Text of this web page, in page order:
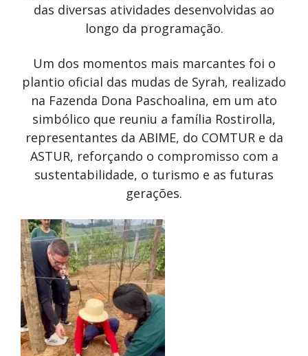
das diversas atividades desenvolvidas ao
longo da programação.
Um dos momentos mais marcantes foi o
plantio oficial das mudas de Syrah, realizado
na Fazenda Dona Paschoalina, em um ato
simbólico que reuniu a família Rostirolla,
representantes da ABIME, do COMTUR e da
ASTUR, reforçando o compromisso com a
sustentabilidade, o turismo e as futuras
gerações.